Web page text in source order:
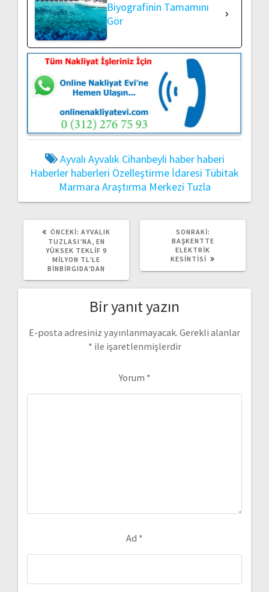
Biyografinin Tamamını
Gör
Ayvalı Ayvalık Cihanbeyli haber haberi
Haberler haberleri Özelleştirme İdaresi Tübitak
Marmara Araştırma Merkezi Tuzla
ÖNCEKI: ÖNCEKI
YAZI:
AYVALIK
TUZLASI’NA, EN
YÜKSEK TEKLIF 9
MILYON TL’LE
BINBIRGIDA’DAN
SONRAKI:
YAZI:
BAŞKENTTE
ELEKTRIK
KESINTISI
Bir yanıt yazın
E-posta adresiniz yayınlanmayacak. Gerekli alanlar
* ile işaretlenmişlerdir
Yorum *
Ad *